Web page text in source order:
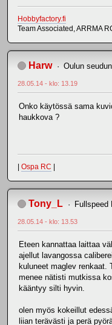
Hobbyfactory.fi
Team Associated, ARRMA
Harw Oulun
28.05.14 - klo: 13.19
Onko käytössä sama
haukkova ?
| Ospa RC |
Tony_L Fullspeed
28.05.14 - klo: 13.53
Eteen kannattaa laittaa
ajellut lavangossa
kuluneet maglev renkaat.
menee nätisti mutkissa
kääntyy silti hyvin.
olen myös kokeillut
liian terävästi ja perä